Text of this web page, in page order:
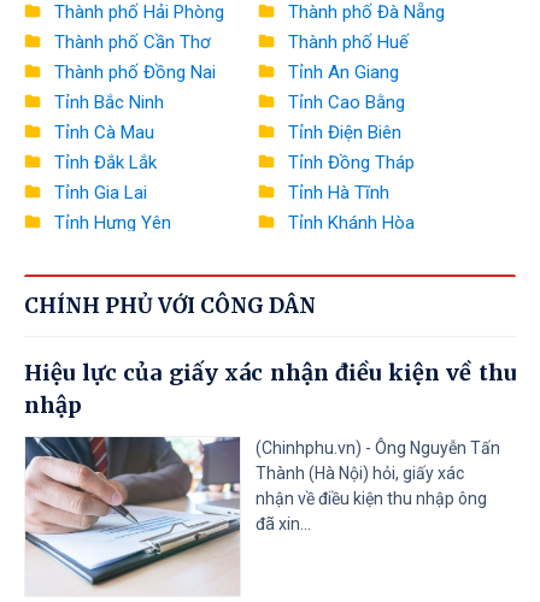
Bộ Văn hóa, Thể thao và Du lịch
Bộ Khoa học và Công nghệ
Bộ Giáo dục và Đào tạo
Bộ Y tế
Bộ Dân tộc và Tôn giáo
Ngân hàng Nhà nước Việt Nam
Thành phố Hải Phòng
Thành phố Đà Nẵng
Thành phố Cần Thơ
Thành phố Huế
Thành phố Đồng Nai
Tỉnh An Giang
Tỉnh Bắc Ninh
Tỉnh Cao Bằng
Tỉnh Cà Mau
Tỉnh Điện Biên
Tỉnh Đắk Lắk
Tỉnh Đồng Tháp
Tỉnh Gia Lai
Tỉnh Hà Tĩnh
Tỉnh Hưng Yên
Tỉnh Khánh Hòa
Tỉnh Lâm Đồng
Tỉnh Lạng Sơn
Tỉnh Nghệ An
Tỉnh Ninh Bình
Tỉnh Quảng Ninh
Tỉnh Quảng Trị
Tỉnh Sơn La
Tỉnh Thái Nguyên
Tỉnh Tuyên Quang
Tỉnh Tây Ninh
Tỉnh Vĩnh Long
CHÍNH PHỦ VỚI CÔNG DÂN
Hiệu lực của giấy xác nhận điều kiện về thu
nhập
(Chinhphu.vn) - Ông Nguyễn Tấn
Thành (Hà Nội) hỏi, giấy xác
nhận về điều kiện thu nhập ông
đã xin...